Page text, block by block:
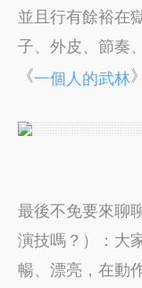
並且行有餘裕在
子、外皮、節奏
《一個人的武林
最後不免要來聊
演技嗎？）：大
暢、漂亮，在動